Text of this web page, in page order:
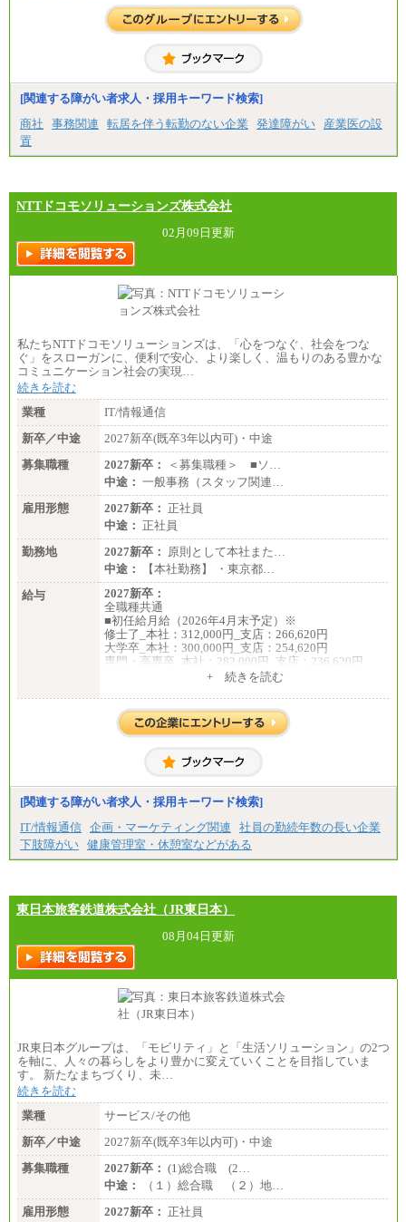
整給
※詳細はJTBキャリアサイトよりご確認ください。
■(株)JTBコミュニケーションデザイン
総合職 月給230,000円
みなし残業手当：20,000円（一律支給）※みなし
残業手当の残業時間は10.43時間。
間に応じて、時間外手当等を支給。
■（株）JTBグローバルマーケティング＆トラベル
訪日事業職 月給202,000～227,000円＋地域間調整
給
※詳細はJTBキャリアサイトよりご確認ください。
■(株)JTBビジネストランスフォーム
総合職 月給205,000～225,000円＋地域間調整給
エリア総合職 月給185,000円＋地域間調整給
■(株)JTBデータサービス ※2027年新卒募集終了
総合職 月給186,000～194,000円＋地域手当
■I&Jデジタルイノベーション(株)
総合職 月給224,500～242,600円＋地域手当
※詳細はJTBキャリアサイトよりご確認ください。
＜有期社員コース＞
■(株)JTBビジネストランスフォーム
有期契約職 月給185,000～195,000円
※詳細はJTBキャリアサイトよりご確認ください。
■(株)JTBパブリッシング ※2027年新卒募集終了
総合職 月給241,000円
中途：
①月給227,000円以上
②月給212,000円以上
③月給172,500円以上
④月給23万円～37万円
⑤月給20万円～25万円
⑥月給33万円～48万円
⑦月給271,000円以上
⑧～⑮月給200,000円〜月給400,000円
⑯月給185,000円以上
⑰月給237,000円以上
⑱月給212,000円以上
⑲東京：月給202,000 円以上 、京都：月給193,000 円
以上
㉑月給185,000 円以上
㉓月給224,500円以上
※全コース共通※ 能力・経験・勤務地などにより
※試用期間中も給与に変更はございません。
[関連する障がい者求人・採用キーワード検索]
商社
事務関連 転居を伴う転勤のない企業 発達障がい
産業医の設
置
NTTドコモソリューションズ株式会社
02月09日更新
私たちNTTドコモソリューションズは、「心をつなぐ、社会をつな
ぐ」をスローガンに、便利で安心、より楽しく、温もりのある豊かな
コミュニケーション社会の実現…
続きを読む
業種
IT/情報通信
新卒／中途
2027新卒(既卒3年以内可)・中途
募集職種
2027新卒：
＜募集職種＞ ■ソ…
中途： 一般事務（スタッフ関連…
雇用形態
2027新卒： 正社員
中途： 正社員
勤務地
2027新卒： 原則として本社また…
中途：
【本社勤務】 ・東京都…
給与
2027新卒：
全職種共通
■初任給月給（2026年4月末予定）※
修士了_本社：312,000円_支店：266,620円
大学卒_本社：300,000円_支店：254,620円
専門・高専卒_本社：282,000円_支店：236,620円
中途：
月給（本社）：213,030円＋諸手当
月給（支店）：164,920円～189,700円＋諸手当
※上記はフルタイム勤務で残業ゼロの場合の標準的
な月額モデルとして掲載。
※上記のほか、ボーナス支給あり
年収（本社）：330万～380万（フルタイムで標準的
なボーナス込みの金額です。上限金額は全社平均20
時間の残業込み）
年収（支店）：260万～340万（フルタイムで標準的
なボーナス込みの金額です。上限金額は全社平均20
※雇用形態についての補足：事務系職務限定の正社
員となります
+ 続きを読む
[関連する障がい者求人・採用キーワード検索]
IT/情報通信 企画・マーケティング関連
社員の勤続年数の長い企業
下肢障がい 健康管理室・休憩室などがある
東日本旅客鉄道株式会社（JR東日本）
08月04日更新
JR東日本グループは、「モビリティ」と「生活ソリューション」の2つ
を軸に、人々の暮らしをより豊かに変えていくことを目指していま
す。 新たなまちづくり、未…
続きを読む
業種
サービス/その他
新卒／中途
2027新卒(既卒3年以内可)・中途
募集職種
2027新卒： (1)総合職 (2…
中途：
（１）総合職 （２）地…
雇用形態
2027新卒： 正社員